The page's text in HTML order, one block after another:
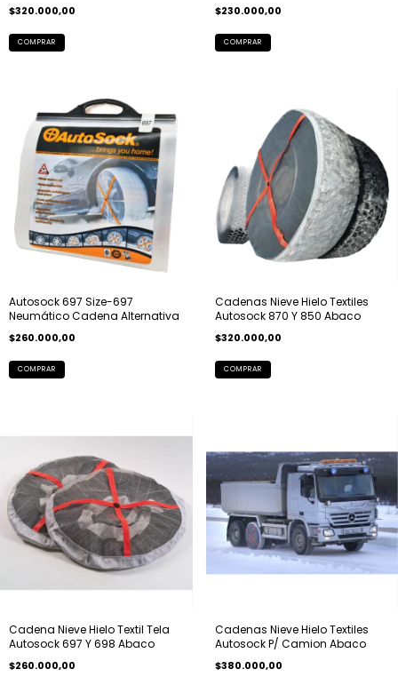
$320.000,00 $230.000,00
Autosock 697 Size-697
Neumático Cadena Alternativa
$260.000,00
Cadenas Nieve Hielo Textiles
Autosock 870 Y 850 Abaco
$320.000,00
Cadena Nieve Hielo Textil Tela
Autosock 697 Y 698 Abaco
$260.000,00
Cadenas Nieve Hielo Textiles
Autosock P/ Camion Abaco
$380.000,00